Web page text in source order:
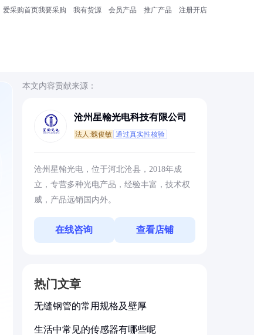
爱采购首页我要采购 我有货源 会员产品 推广产品 注册开店
本文内容贡献来源：
沧州星翰光电科技有限公司
法人:魏俊敏 通过真实性核验
沧州星翰光电，位于河北沧县，2018年成
立，专营多种光电产品，经验丰富，技术权
威，产品远销国内外。
在线咨询 查看店铺
热门文章
无缝钢管的常用规格及壁厚
生活中常见的传感器有哪些呢